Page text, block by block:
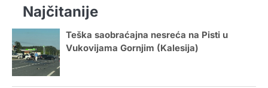
Najčitanije
Teška saobraćajna nesreća na Pisti u
Vukovijama Gornjim (Kalesija)